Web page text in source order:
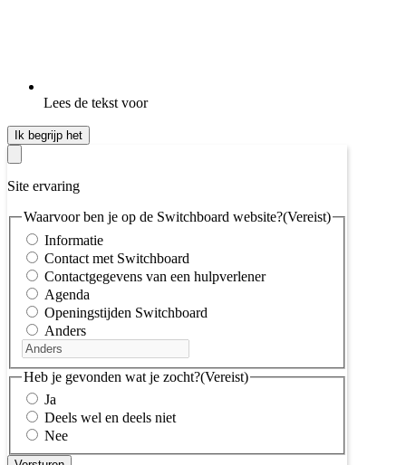
Lees de tekst voor
Ik begrijp het
Site ervaring
Waarvoor ben je op de Switchboard website?(Vereist)
Informatie
Contact met Switchboard
Contactgegevens van een hulpverlener
Agenda
Openingstijden Switchboard
Anders
Heb je gevonden wat je zocht?(Vereist)
Ja
Deels wel en deels niet
Nee